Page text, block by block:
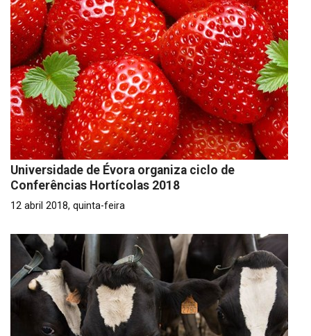
Universidade de Évora organiza ciclo de
Conferências Hortícolas 2018
12 abril 2018, quinta-feira